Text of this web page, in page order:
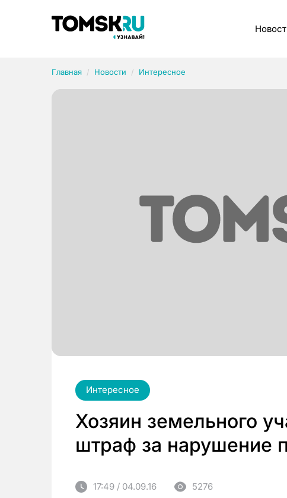
Главная Новости Интересное
Интересное
Хозяин земельного
штраф за нарушение
17:49 / 04.09.16 5276
Рубрики